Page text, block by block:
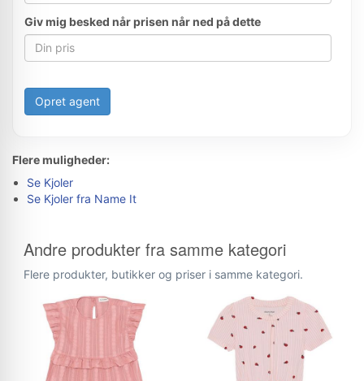
Giv mig besked når prisen når ned på dette
Opret agent
Flere muligheder:
Se Kjoler
Se Kjoler fra Name It
Andre produkter fra samme kategori
Flere produkter, butikker og priser i samme kategori.